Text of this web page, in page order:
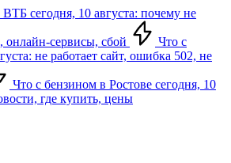
ВТБ сегодня, 10 августа: почему не
онлайн-сервисы, сбой
Что с
не работает сайт, ошибка 502, не
Что с бензином в Ростове сегодня, 10
где купить, цены